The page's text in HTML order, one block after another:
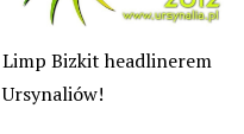
Limp Bizkit headlinerem
Ursynaliów!